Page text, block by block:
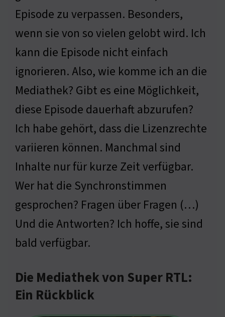
Episode zu verpassen. Besonders,
wenn sie von so vielen gelobt wird. Ich
kann die Episode nicht einfach
ignorieren. Also, wie komme ich an die
Mediathek? Gibt es eine Möglichkeit,
diese Episode dauerhaft abzurufen?
Ich habe gehört, dass die Lizenzrechte
variieren können. Manchmal sind
Inhalte nur für kurze Zeit verfügbar.
Wer hat die Synchronstimmen
gesprochen? Fragen über Fragen (…)
Und die Antworten? Ich hoffe, sie sind
bald verfügbar.
Die Mediathek von Super RTL:
Ein Rückblick